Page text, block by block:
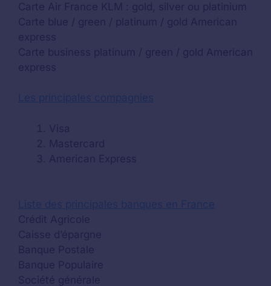
Carte Air France KLM : gold, silver ou platinium
Carte blue / green / platinum / gold American
express
Carte business platinum / green / gold American
express
Les principales compagnies
Visa
Mastercard
American Express
Liste des principales banques en France
Crédit Agricole
Caisse d’épargne
Banque Postale
Banque Populaire
Société générale